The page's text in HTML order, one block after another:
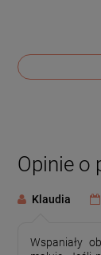
Opinie o
Klaudia
Wspaniały